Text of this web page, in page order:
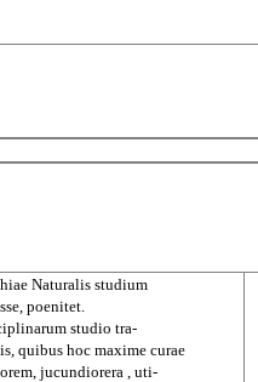
Naturalis studium
poenitet.
studio tra-
quibus hoc maxime curae
jucundiorera , uti-